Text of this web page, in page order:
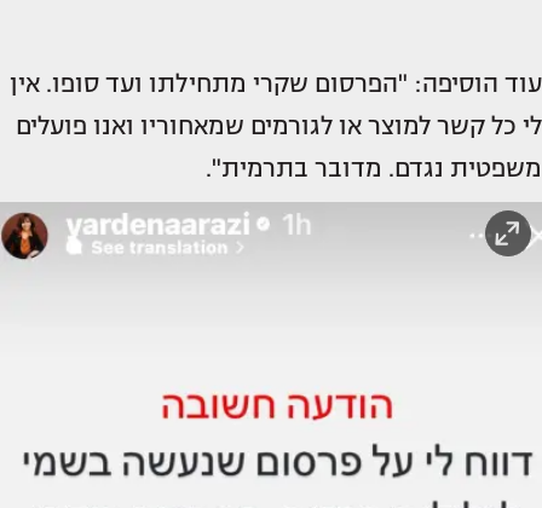
עוד הוסיפה: "הפרסום שקרי מתחילתו ועד סופו. אין
לי כל קשר למוצר או לגורמים שמאחוריו ואנו פועלים
משפטית נגדם. מדובר בתרמית".